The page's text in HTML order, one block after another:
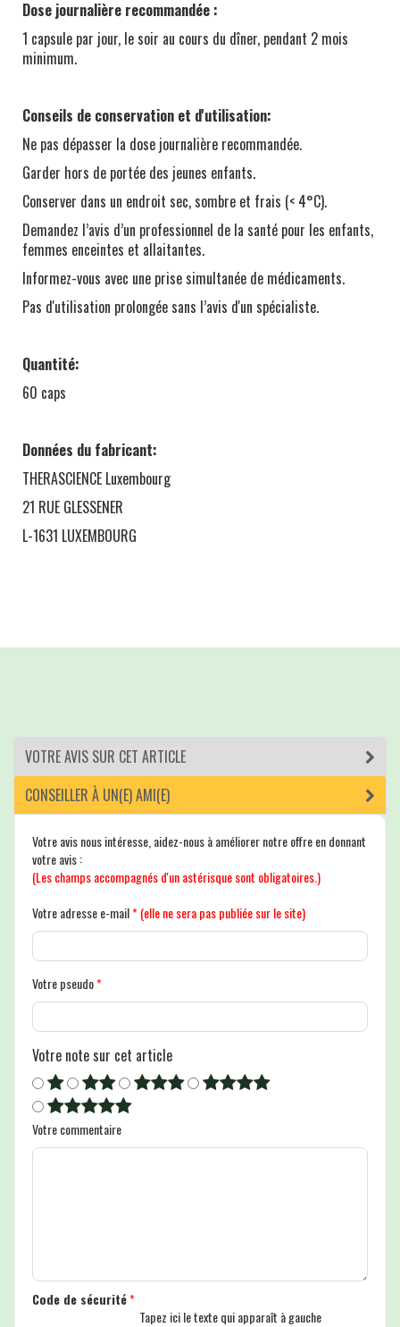
Dose journalière recommandée :
1 capsule par jour, le soir au cours du dîner, pendant 2 mois
minimum.
Conseils de conservation et d'utilisation:
Ne pas dépasser la dose journalière recommandée.
Garder hors de portée des jeunes enfants.
Conserver dans un endroit sec, sombre et frais (< 4°C).
Demandez l’avis d’un professionnel de la santé pour les enfants,
femmes enceintes et allaitantes.
Informez-vous avec une prise simultanée de médicaments.
Pas d'utilisation prolongée sans l’avis d'un spécialiste.
Quantité:
60 caps
Données du fabricant:
THERASCIENCE Luxembourg
21 RUE GLESSENER
L-1631 LUXEMBOURG
VOTRE AVIS SUR CET ARTICLE
CONSEILLER À UN(E) AMI(E)
Votre avis nous intéresse, aidez-nous à améliorer notre offre en donnant
votre avis :
(Les champs accompagnés d'un astérisque sont obligatoires.)
Votre adresse e-mail*(elle ne sera pas publiée sur le site)
Votre pseudo*
Votre note sur cet article
Votre commentaire
Code de sécurité*
Tapez ici le texte qui apparaît à gauche